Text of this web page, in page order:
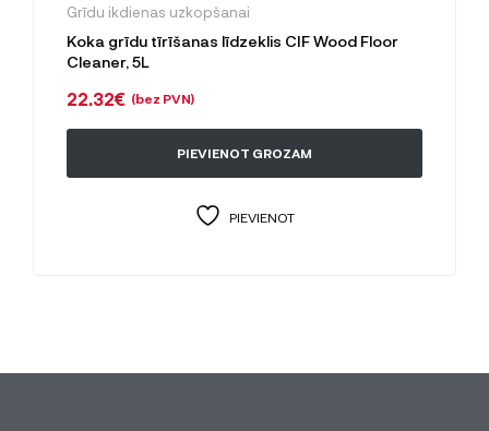
Grīdu ikdienas uzkopšanai
Koka grīdu tīrīšanas līdzeklis CIF Wood Floor
Cleaner, 5L
22.32€ (bez PVN)
PIEVIENOT GROZAM
PIEVIENOT